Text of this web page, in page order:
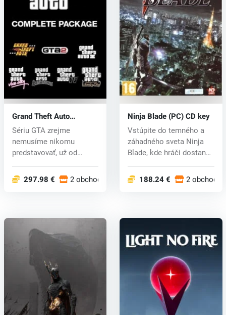
Grand Theft Auto
Complete Package (PC)
CD key
Sériu GTA zrejme
nemusíme nikomu
predstavovať, už od
297.98 € 2 obchodoch
Ninja Blade (PC) CD key
Vstúpite do temného a
záhadného sveta Ninja
Blade, kde hráči dostanú
188.24 € 2